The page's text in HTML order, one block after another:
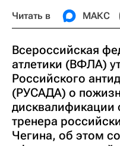
Читать в МАКС
Всероссийская
атлетики (ВФЛА)
Российского
(РУСАДА) о
дисквалификации
тренера
Чегина, об этом